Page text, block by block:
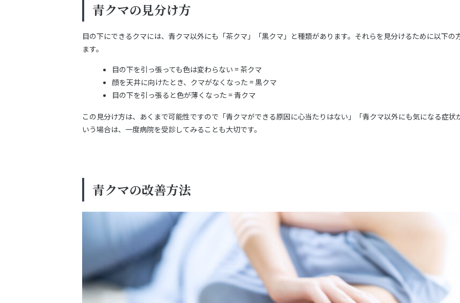
青クマの見分け方
目の下にできるクマには、青クマ以外にも「茶クマ」「黒クマ」と種類があります。それらを見分けるために以下の
ます。
目の下を引っ張っても色は変わらない = 茶クマ
顔を天井に向けたとき、クマがなくなった = 黒クマ
目の下を引っ張ると色が薄くなった = 青クマ
この見分け方は、あくまで可能性ですので「青クマができる原因に心当たりはない」「青クマ以外にも気になる症状
いう場合は、一度病院を受診してみることも大切です。
青クマの改善方法